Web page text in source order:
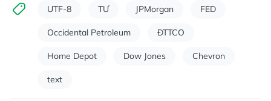
UTF-8 TƯ JPMorgan FED
Occidental Petroleum ĐTTCO
Home Depot Dow Jones Chevron
text